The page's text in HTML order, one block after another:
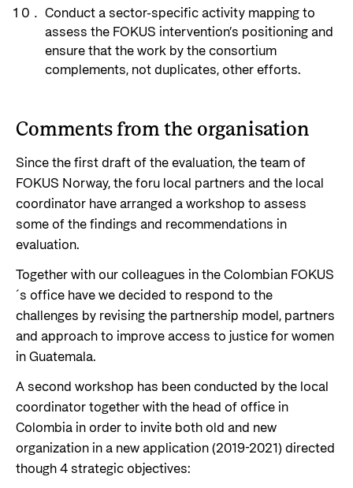
Conduct a sector-specific activity mapping to
assess the FOKUS intervention’s positioning and
ensure that the work by the consortium
complements, not duplicates, other efforts.
Comments from the organisation
Since the first draft of the evaluation, the team of
FOKUS Norway, the foru local partners and the local
coordinator have arranged a workshop to assess
some of the findings and recommendations in
evaluation.
Together with our colleagues in the Colombian FOKUS
´s office have we decided to respond to the
challenges by revising the partnership model, partners
and approach to improve access to justice for women
in Guatemala.
A second workshop has been conducted by the local
coordinator together with the head of office in
Colombia in order to invite both old and new
organization in a new application (2019-2021) directed
though 4 strategic objectives: